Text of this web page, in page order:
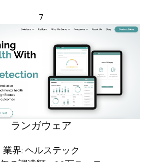
7
ランガウェア
業界: ヘルステック